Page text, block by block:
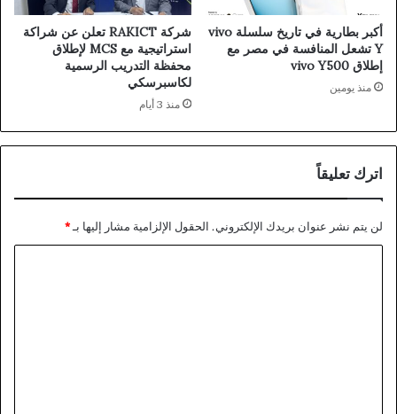
أكبر بطارية في تاريخ سلسلة vivo
Y تشعل المنافسة في مصر مع
إطلاق vivo Y500
منذ يومين
شركة RAKICT تعلن عن شراكة
استراتيجية مع MCS لإطلاق
محفظة التدريب الرسمية
لكاسبرسكي
منذ 3 أيام
اترك تعليقاً
لن يتم نشر عنوان بريدك الإلكتروني. الحقول الإلزامية مشار إليها بـ*